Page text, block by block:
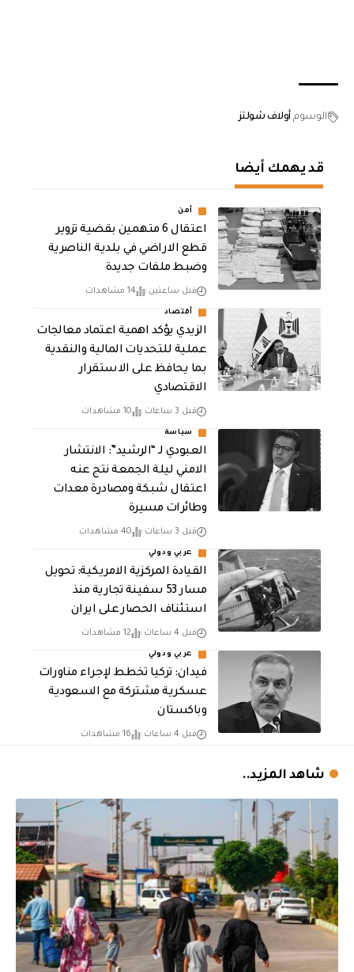
الوسوم أولاف شولتز
قد يهمك أيضا
أمن
اعتقال 6 متهمين بقضية تزوير
قطع الاراضي في بلدية الناصرية
وضبط ملفات جديدة
قبل ساعتين 14 مشاهدات
أقتصاد
الزيدي يؤكد اهمية اعتماد معالجات
عملية للتحديات المالية والنقدية
بما يحافظ على الاستقرار
الاقتصادي
قبل 3 ساعات 10 مشاهدات
سياسة
العبودي لـ “الرشيد”: الانتشار
الامني ليلة الجمعة نتج عنه
اعتقال شبكة ومصادرة معدات
وطائرات مسيرة
قبل 3 ساعات 40 مشاهدات
عربي ودولي
القيادة المركزية الامريكية: تحويل
مسار 53 سفينة تجارية منذ
استئناف الحصار على ايران
قبل 4 ساعات 12 مشاهدات
عربي ودولي
فيدان: تركيا تخطط لإجراء مناورات
عسكرية مشتركة مع السعودية
وباكستان
قبل 4 ساعات 16 مشاهدات
شاهد المزيد..